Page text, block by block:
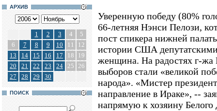
АРХИВ
1 2 3 4
5
6
7 8 9 10 11
12
13
14 15 16 17 18
19
20
21 22 23 24 25 26
27
28 29 30
ПОИСК
Уверенную победу (80%
66-летняя Нэнси Пелози,
пост спикера нижней
истории США депутатскими
женщина. На радостях г-жа
выборов стали «великой
народа». «Мистер
направление в Ираке», --
напрямую к хозяину